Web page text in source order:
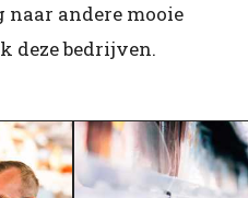
naar andere mooie
deze bedrijven.